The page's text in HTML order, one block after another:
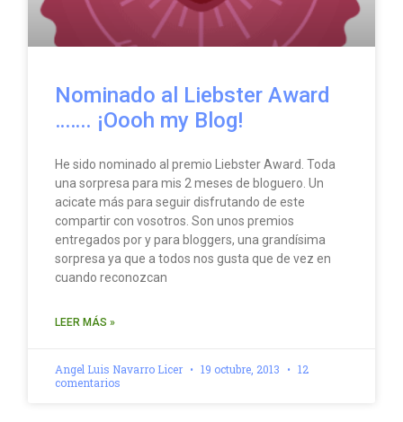
Nominado al Liebster Award
……. ¡Oooh my Blog!
He sido nominado al premio Liebster Award. Toda
una sorpresa para mis 2 meses de bloguero. Un
acicate más para seguir disfrutando de este
compartir con vosotros. Son unos premios
entregados por y para bloggers, una grandísima
sorpresa ya que a todos nos gusta que de vez en
cuando reconozcan
LEER MÁS »
Angel Luis Navarro Licer 19 octubre, 2013
12
comentarios